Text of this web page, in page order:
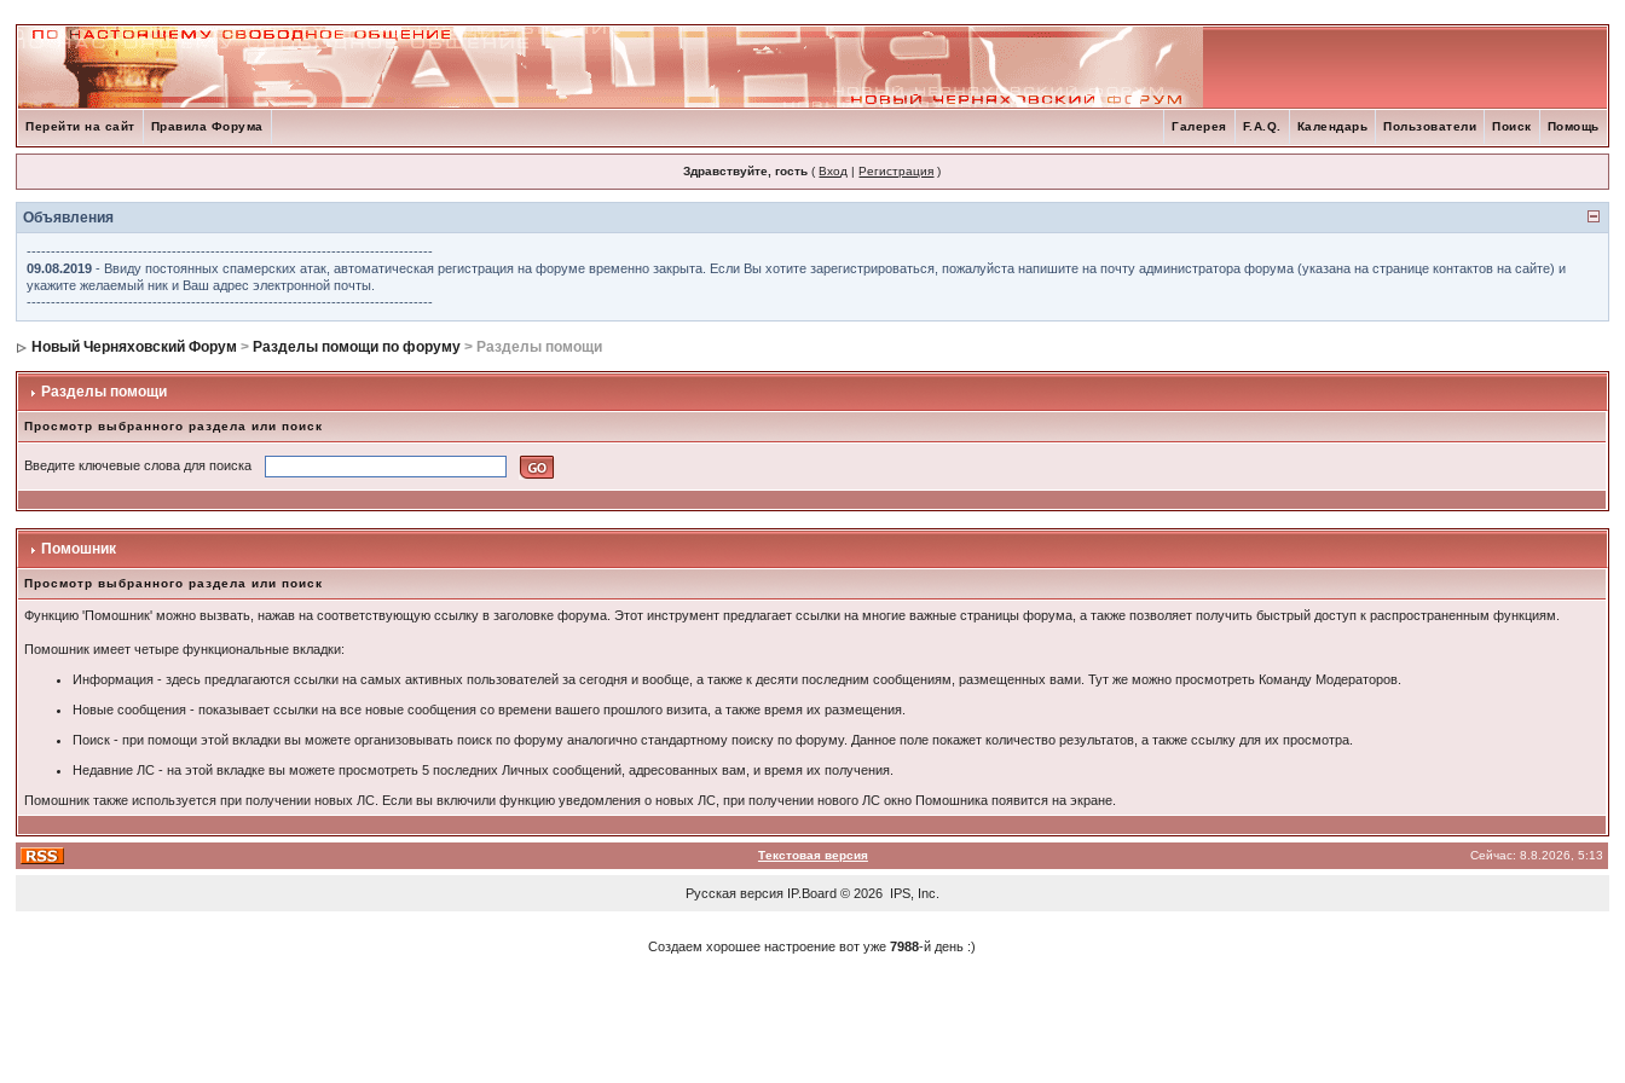
Перейти на сайт Правила Форума Помощь
Поиск
Пользователи
Календарь
F.A.Q.
Галерея
Здравствуйте, гость (Вход |Регистрация )
Объявления
------------------------------------------------------------------------------------
09.08.2019 - Ввиду постоянных спамерских атак, автоматическая регистрация на форуме временно закрыта. Если Вы хотите зарегистрироваться, пожалуйста напишите на почту администратора форума (указана на странице контактов на сайте) и
укажите желаемый ник и Ваш адрес электронной почты.
------------------------------------------------------------------------------------
Новый Черняховский Форум > Разделы помощи по форуму > Разделы помощи
Разделы помощи
Просмотр выбранного раздела или поиск
Введите ключевые слова для поиска
Помошник
Просмотр выбранного раздела или поиск
Функцию 'Помошник' можно вызвать, нажав на соответствующую ссылку в заголовке форума. Этот инструмент предлагает ссылки на многие важные страницы форума, а также позволяет получить быстрый доступ к распространенным функциям.
Помошник имеет четыре функциональные вкладки:
Информация - здесь предлагаются ссылки на самых активных пользователей за сегодня и вообще, а также к десяти последним сообщениям, размещенных вами. Тут же можно просмотреть Команду Модераторов.
Новые сообщения - показывает ссылки на все новые сообщения со времени вашего прошлого визита, а также время их размещения.
Поиск - при помощи этой вкладки вы можете организовывать поиск по форуму аналогично стандартному поиску по форуму. Данное поле покажет количество результатов, а также ссылку для их просмотра.
Недавние ЛС - на этой вкладке вы можете просмотреть 5 последних Личных сообщений, адресованных вам, и время их получения.
Помошник также используется при получении новых ЛС. Если вы включили функцию уведомления о новых ЛС, при получении нового ЛС окно Помошника появится на экране.
Текстовая версия Сейчас: 8.8.2026, 5:13
Русская версия IP.Board© 2026 IPS, Inc
Создаем хорошее настроение вот уже7988-й день :)